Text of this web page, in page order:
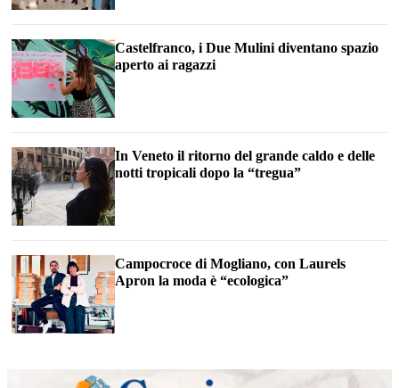
Castelfranco, i Due Mulini diventano spazio
aperto ai ragazzi
In Veneto il ritorno del grande caldo e delle
notti tropicali dopo la “tregua”
Campocroce di Mogliano, con Laurels
Apron la moda è “ecologica”